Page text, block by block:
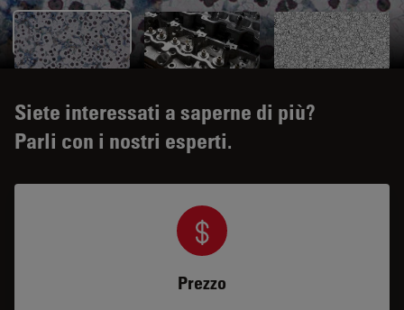
Siete interessati a saperne di più?
Parli con i nostri esperti.
Prezzo